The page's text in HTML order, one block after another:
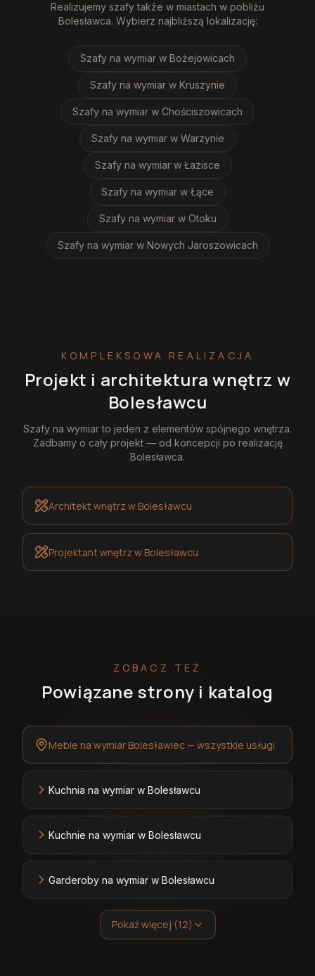
Realizujemy szafytakże w miastach w pobliżu
Bolesławca. Wybierz najbliższą lokalizację:
Szafy na wymiar w Bożejowicach
Szafy na wymiar w Kruszynie
Szafy na wymiar w Chościszowicach
Szafy na wymiar w Warzynie
Szafy na wymiar w Łazisce
Szafy na wymiar w Łące
Szafy na wymiar w Otoku
Szafy na wymiar w Nowych Jaroszowicach
KOMPLEKSOWA REALIZACJA
Projekt i architektura wnętrz w
Bolesławcu
Szafy na wymiarto jeden z elementów spójnego wnętrza.
Zadbamy o cały projekt — od koncepcji po realizację
Bolesławca.
Architekt wnętrzw Bolesławcu
Projektant wnętrzw Bolesławcu
ZOBACZ TEŻ
Powiązane strony i katalog
Meble na wymiar Bolesławiec — wszystkie usługi
Kuchnia na wymiar w Bolesławcu
Kuchnie na wymiar w Bolesławcu
Garderoby na wymiar w Bolesławcu
Pokaż więcej (12)